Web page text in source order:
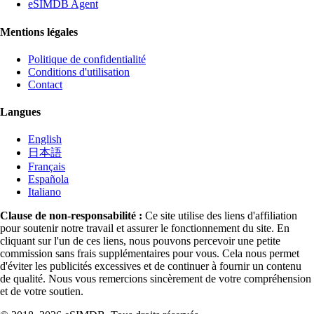
eSIMDB Agent
Mentions légales
Politique de confidentialité
Conditions d'utilisation
Contact
Langues
English
日本語
Français
Española
Italiano
Clause de non-responsabilité : Ce site utilise des liens d'affiliation
pour soutenir notre travail et assurer le fonctionnement du site. En
cliquant sur l'un de ces liens, nous pouvons percevoir une petite
commission sans frais supplémentaires pour vous. Cela nous permet
d'éviter les publicités excessives et de continuer à fournir un contenu
de qualité. Nous vous remercions sincèrement de votre compréhension
et de votre soutien.